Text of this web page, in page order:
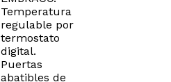
Temperatura
regulable por
termostato
digital.
Puertas
abatibles de